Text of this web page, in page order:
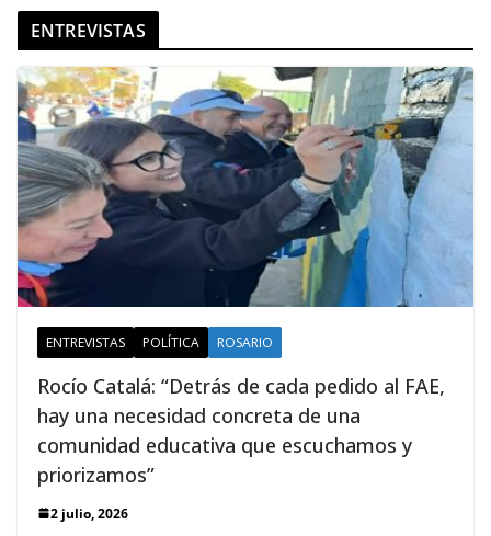
ENTREVISTAS
ENTREVISTAS POLÍTICA ROSARIO
Rocío Catalá: “Detrás de cada pedido al FAE,
hay una necesidad concreta de una
comunidad educativa que escuchamos y
priorizamos”
2 julio, 2026